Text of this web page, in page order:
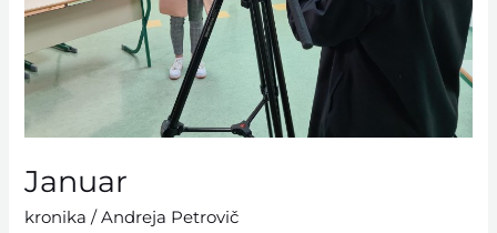
Januar
kronika /Andreja Petrovič